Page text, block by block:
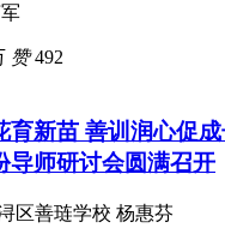
赞492
育新苗 善训润心促
导师研讨会圆满召开
区善琏学校 杨惠芬